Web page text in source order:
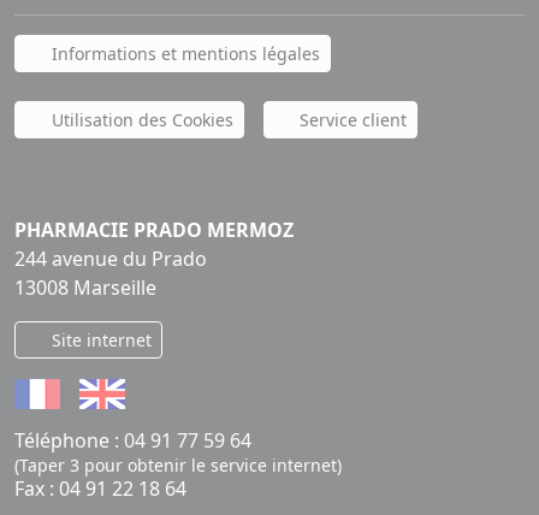
Informations et mentions légales
Utilisation des Cookies Service client
PHARMACIE PRADO MERMOZ
244 avenue du Prado
13008 Marseille
Site internet
Téléphone : 04 91 77 59 64
(Taper 3 pour obtenir le service internet)
Fax : 04 91 22 18 64